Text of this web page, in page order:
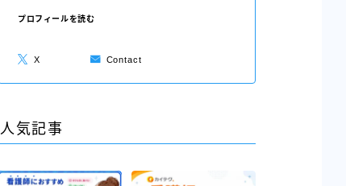
プロフィールを読む
X Contact
人気記事